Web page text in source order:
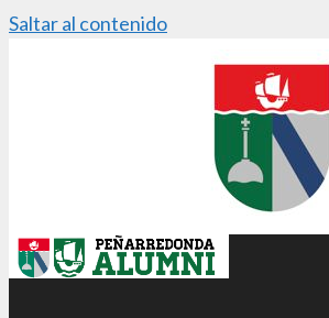
Saltar al contenido